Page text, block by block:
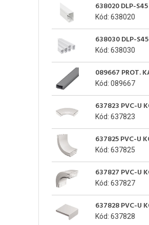
638020 DLP-
Kód: 638020
638030 DLP-
Kód: 638030
089667 PROT.
Kód: 089667
637823 PVC-U
Kód: 637823
637825 PVC-U
Kód: 637825
637827 PVC-U
Kód: 637827
637828 PVC-U
Kód: 637828